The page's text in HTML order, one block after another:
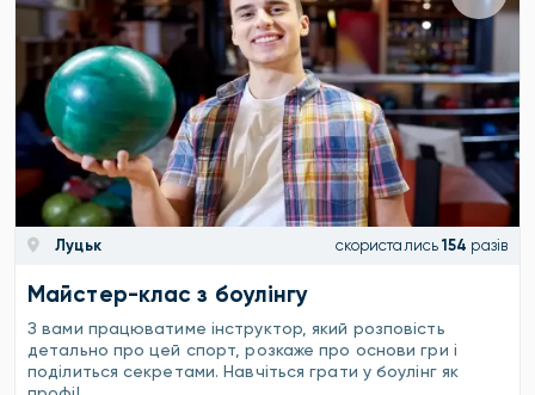
Луцьк скористались 154 разів
Майстер-клас з боулінгу
З вами працюватиме інструктор, який розповість
детально про цей спорт, розкаже про основи гри і
поділиться секретами. Навчіться грати у боулінг як